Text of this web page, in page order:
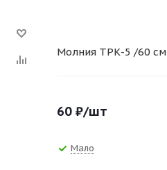
Молния ТРК-5 /60 см
60 ₽/шт
Мало